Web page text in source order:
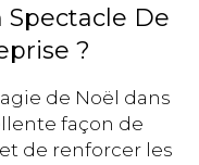
De
?
de Noël dans
façon de
de renforcer les